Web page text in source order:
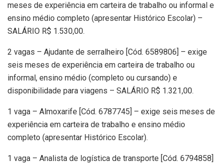
meses de experiência em carteira de trabalho ou informal e
ensino médio completo (apresentar Histórico Escolar) –
SALÁRIO R$ 1.530,00.
2 vagas – Ajudante de serralheiro [Cód. 6589806] – exige
seis meses de experiência em carteira de trabalho ou
informal, ensino médio (completo ou cursando) e
disponibilidade para viagens – SALÁRIO R$ 1.321,00.
1 vaga – Almoxarife [Cód. 6787745] – exige seis meses de
experiência em carteira de trabalho e ensino médio
completo (apresentar Histórico Escolar).
1 vaga – Analista de logística de transporte [Cód. 6794858]